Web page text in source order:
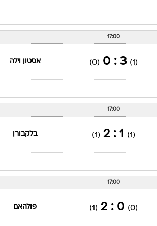
17:00
(1)
3 : 0
(0) אסטון וילה
17:00
(1)
1 : 2
(1) בלקבורן
17:00
(0)
0 : 2
(1) פולהאם